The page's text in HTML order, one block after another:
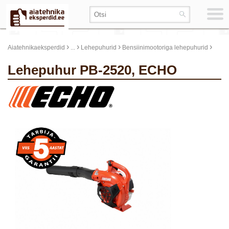
Aiatehnikaeksperdid › ... › Lehepuhurid › Bensiinimootoriga lehepuhurid ›
Lehepuhur PB-2520, ECHO